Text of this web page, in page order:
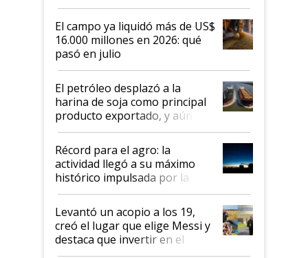
El campo ya liquidó más de US$
16.000 millones en 2026: qué
pasó en julio
El petróleo desplazó a la
harina de soja como principal
producto exportado, y aún así
el agro aportó casi seis de cada
diez dólares y sostuvo el
liderazgo en un semestre
récord
Récord para el agro: la
actividad llegó a su máximo
histórico impulsada por la
cosecha y las exportaciones
Levantó un acopio a los 19,
creó el lugar que elige Messi y
destaca que invertir en el
kirchnerismo era como "darle